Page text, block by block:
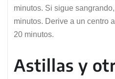
minutos. Si sigue
minutos. Derive a un centro
20 minutos.
Astillas y